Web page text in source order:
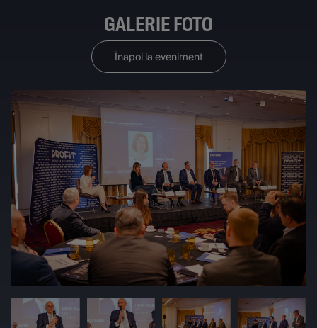
GALERIE FOTO
Înapoi la eveniment